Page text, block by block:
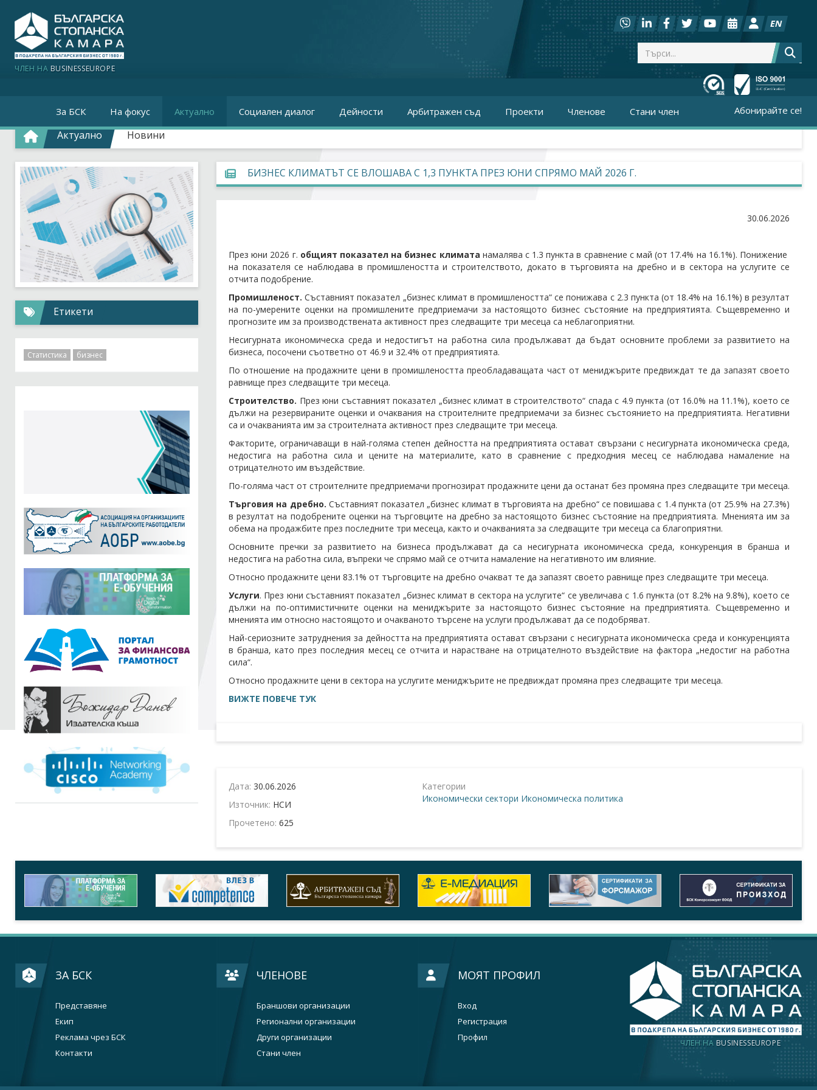
ЧЛЕН НА BUSINESSEUROPE
EN
За БСК На фокус Актуално Социален диалог Дейности Арбитражен съд Проекти Членове Стани член Абонирайте се!
Актуално Новини
БИЗНЕС КЛИМАТЪТ СЕ ВЛОШАВА С 1,3 ПУНКТА ПРЕЗ ЮНИ СПРЯМО МАЙ 2026 Г.
30.06.2026
През юни 2026 г. общият показател на бизнес климата намалява с 1.3 пункта в сравнение с май (от 17.4% на 16.1%). Понижение
на показателя се наблюдава в промишлеността и строителството, докато в търговията на дребно и в сектора на услугите се
отчита подобрение.
Промишленост.Съставният показател „бизнес климат в промишлеността“ се понижава с 2.3 пункта (от 18.4% на 16.1%) в резултат
на по-умерените оценки на промишлените предприемачи за настоящото бизнес състояние на предприятията. Същевременно и
прогнозите им за производствената активност през следващите три месеца са неблагоприятни.
Несигурната икономическа среда и недостигът на работна сила продължават да бъдат основните проблеми за развитието на
бизнеса, посочени съответно от 46.9 и 32.4% от предприятията.
По отношение на продажните цени в промишлеността преобладаващата част от мениджърите предвиждат те да запазят своето
равнище през следващите три месеца.
Строителство. През юни съставният показател „бизнес климат в строителството“ спада с 4.9 пункта (от 16.0% на 11.1%), което се
дължи на резервираните оценки и очаквания на строителните предприемачи за бизнес състоянието на предприятията. Негативни
са и очакванията им за строителната активност през следващите три месеца.
Факторите, ограничаващи в най-голяма степен дейността на предприятията остават свързани с несигурната икономическа среда,
недостига на работна сила и цените на материалите, като в сравнение с предходния месец се наблюдава намаление на
отрицателното им въздействие.
По-голяма част от строителните предприемачи прогнозират продажните цени да останат без промяна през следващите три месеца.
Търговия на дребно. Съставният показател „бизнес климат в търговията на дребно“ се повишава с 1.4 пункта (от 25.9% на 27.3%)
в резултат на подобрените оценки на търговците на дребно за настоящото бизнес състояние на предприятията. Мненията им за
обема на продажбите през последните три месеца, както и очакванията за следващите три месеца са благоприятни.
Основните пречки за развитието на бизнеса продължават да са несигурната икономическа среда, конкуренция в бранша и
недостига на работна сила, въпреки че спрямо май се отчита намаление на негативното им влияние.
Относно продажните цени 83.1% от търговците на дребно очакват те да запазят своето равнище през следващите три месеца.
Услуги. През юни съставният показател „бизнес климат в сектора на услугите“ се увеличава с 1.6 пункта (от 8.2% на 9.8%), което се
дължи на по-оптимистичните оценки на мениджърите за настоящото бизнес състояние на предприятията. Същевременно и
мненията им относно настоящото и очакваното търсене на услуги продължават да се подобряват.
Най-сериозните затруднения за дейността на предприятията остават свързани с несигурната икономическа среда и конкуренцията
в бранша, като през последния месец се отчита и нарастване на отрицателното въздействие на фактора „недостиг на работна
сила“.
Относно продажните цени в сектора на услугите мениджърите не предвиждат промяна през следващите три месеца.
ВИЖТЕ ПОВЕЧЕ ТУК
Дата: 30.06.2026
Източник: НСИ
Прочетено: 625
Категории
Икономически сектори Икономическа политика
Етикети
Статистика бизнес
ЗА БСК
Представяне
Екип
Реклама чрез БСК
Контакти
ЧЛЕНОВЕ
Браншови организации
Регионални организации
Други организации
Стани член
МОЯТ ПРОФИЛ
Вход
Регистрация
Профил
ЧЛЕН НА BUSINESSEUROPE